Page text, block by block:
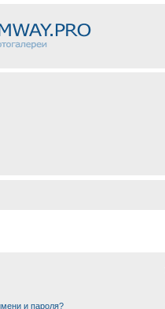
и пароля?